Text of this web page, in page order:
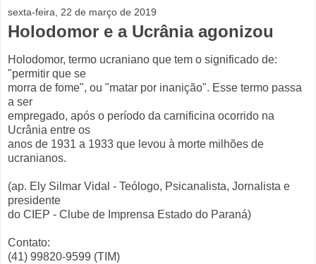
sexta-feira, 22 de março de 2019
Holodomor e a Ucrânia agonizou
Holodomor, termo ucraniano que tem o significado de:
"permitir que se
morra de fome", ou "matar por inanição". Esse termo passa
a ser
empregado, após o período da carnificina ocorrido na
Ucrânia entre os
anos de 1931 a 1933 que levou à morte milhões de
ucranianos.
(ap. Ely Silmar Vidal - Teólogo, Psicanalista, Jornalista e
presidente
do CIEP - Clube de Imprensa Estado do Paraná)
Contato:
(41) 99820-9599 (TIM)